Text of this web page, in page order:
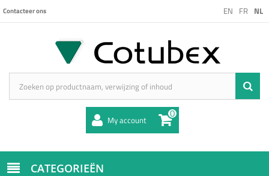
EN FR NL
Contacteer ons
My account 0
CATEGORIEËN